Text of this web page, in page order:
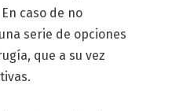
caso de no
serie de opciones
que a su vez